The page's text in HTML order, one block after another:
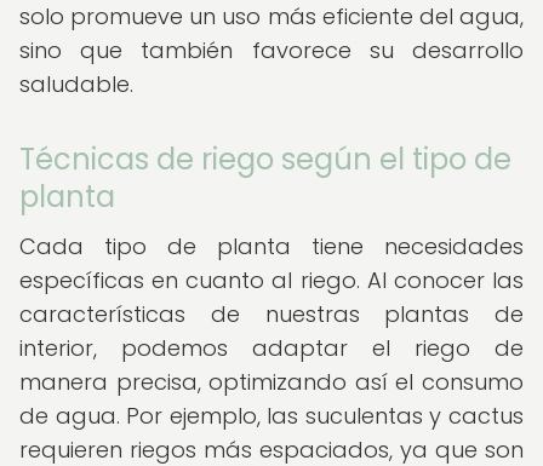
solo promueve un uso más eficiente del agua,
sino que también favorece su desarrollo
saludable.
Técnicas de riego según el tipo de
planta
Cada tipo de planta tiene necesidades
específicas en cuanto al riego. Al conocer las
características de nuestras plantas de
interior, podemos adaptar el riego de
manera precisa, optimizando así el consumo
de agua. Por ejemplo, las suculentas y cactus
requieren riegos más espaciados, ya que son